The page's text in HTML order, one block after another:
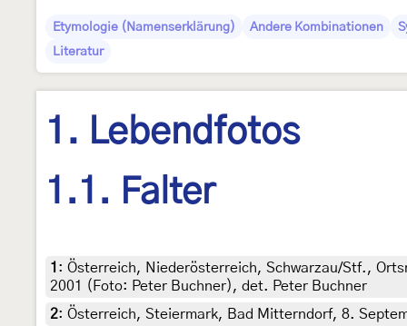
Etymologie (Namenserklärung) Andere Kombinationen
Literatur
1. Lebendfotos
1.1. Falter
1 : Österreich, Niederösterreich, Schwarzau/Stf.,
2001 (Foto: Peter Buchner), det. Peter Buchner
2: Österreich, Steiermark, Bad Mitterndorf, 8.